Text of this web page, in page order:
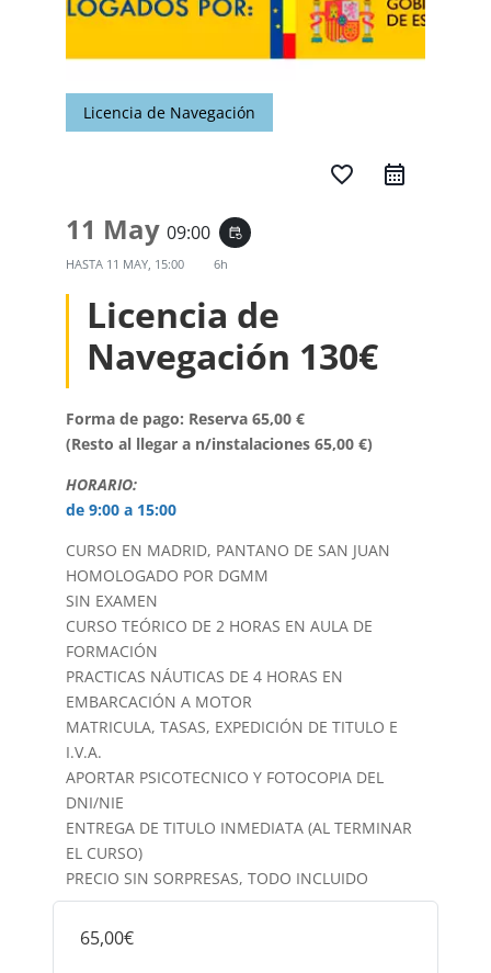
Licencia de Navegación
favorite_border
11 May 09:00 event_repeat
HASTA 11 MAY, 15:00 6h
Licencia de
Navegación 130€
Forma de pago: Reserva 65,00 €
(Resto al llegar a n/instalaciones 65,00 €)
HORARIO:
de 9:00 a 15:00
CURSO EN MADRID, PANTANO DE SAN JUAN
HOMOLOGADO POR DGMM
SIN EXAMEN
CURSO TEÓRICO DE 2 HORAS EN AULA DE
FORMACIÓN
PRACTICAS NÁUTICAS DE 4 HORAS EN
EMBARCACIÓN A MOTOR
MATRICULA, TASAS, EXPEDICIÓN DE TITULO E
I.V.A.
APORTAR PSICOTECNICO Y FOTOCOPIA DEL
DNI/NIE
ENTREGA DE TITULO INMEDIATA (AL TERMINAR
EL CURSO)
PRECIO SIN SORPRESAS, TODO INCLUIDO
65,00€